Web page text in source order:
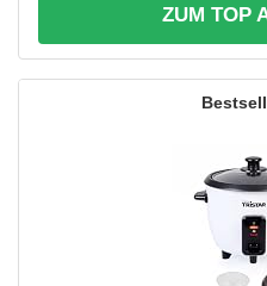
ZUM TOP